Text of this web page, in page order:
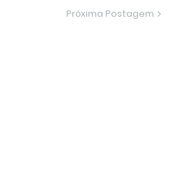
Próxima Postagem